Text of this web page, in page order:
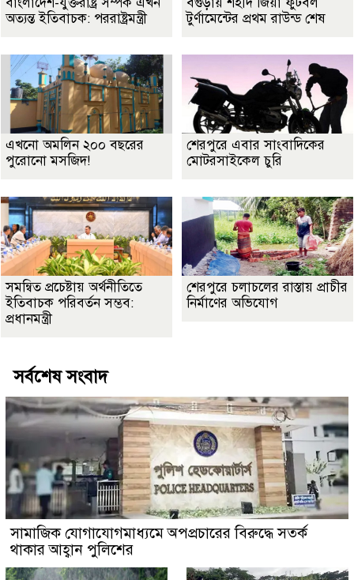
অত্যন্ত ইতিবাচক: পররাষ্ট্রমন্ত্রী
টুর্ণামেন্টের প্রথম রাউন্ড শেষ
এখনো অমলিন ২০০ বছরের
পুরোনো মসজিদ!
শেরপুরে এবার সাংবাদিকের
মোটরসাইকেল চুরি
সমন্বিত প্রচেষ্টায় অর্থনীতিতে
ইতিবাচক পরিবর্তন সম্ভব:
প্রধানমন্ত্রী
শেরপুরে চলাচলের রাস্তায় প্রাচীর
নির্মাণের অভিযোগ
সর্বশেষ সংবাদ
সামাজিক যোগাযোগমাধ্যমে অপপ্রচারের বিরুদ্ধে সতর্ক
থাকার আহ্বান পুলিশের